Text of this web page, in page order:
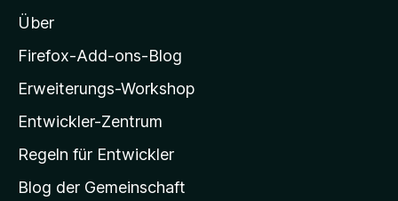
z
i
l
a
-
t
Über
Firefox-Add-ons-Blog
Erweiterungs-Workshop
Entwickler-Zentrum
Regeln für Entwickler
Blog der Gemeinschaft